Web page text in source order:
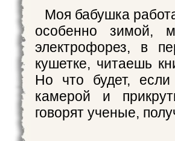
Моя бабушка
особенно зимой,
электрофорез, в
кушетке, читаешь
Но что будет, если
камерой и
говорят ученые,